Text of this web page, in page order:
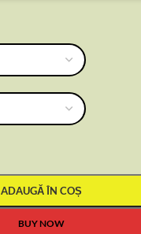
ADAUGĂ ÎN COȘ
BUY NOW